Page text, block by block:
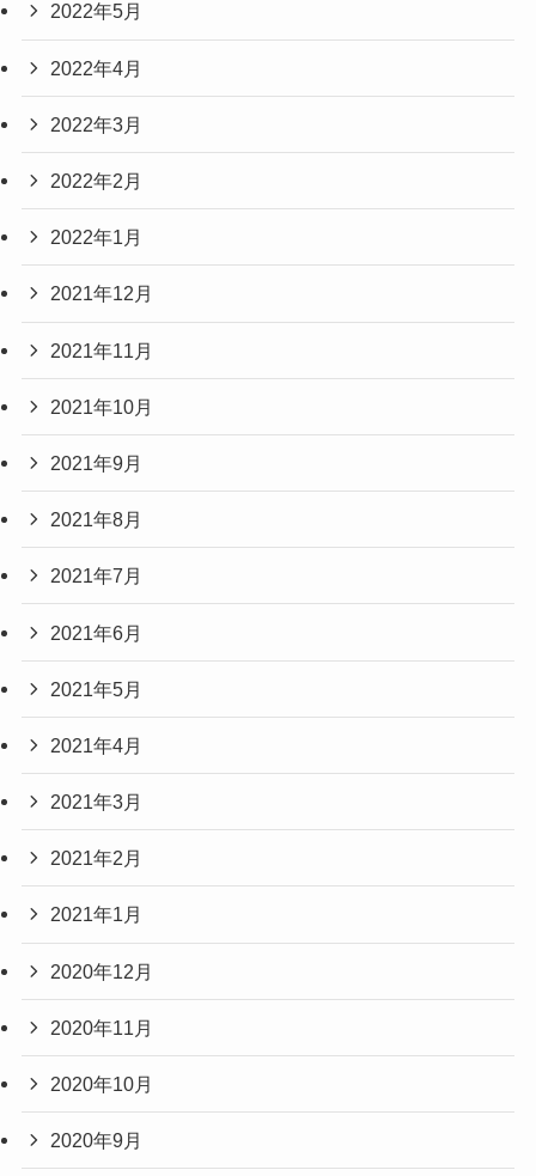
2022年5月
2022年4月
2022年3月
2022年2月
2022年1月
2021年12月
2021年11月
2021年10月
2021年9月
2021年8月
2021年7月
2021年6月
2021年5月
2021年4月
2021年3月
2021年2月
2021年1月
2020年12月
2020年11月
2020年10月
2020年9月